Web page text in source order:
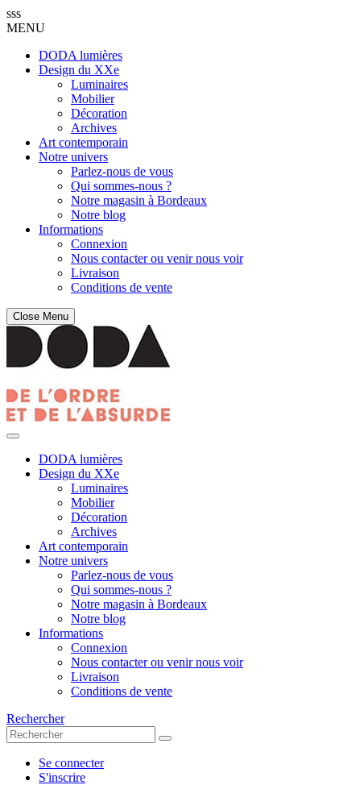
sss
MENU
DODA lumières
Design du XXe
Luminaires
Mobilier
Décoration
Archives
Art contemporain
Notre univers
Parlez-nous de vous
Qui sommes-nous ?
Notre magasin à Bordeaux
Notre blog
Informations
Connexion
Nous contacter ou venir nous voir
Livraison
Conditions de vente
Close Menu
DODA lumières
Design du XXe
Luminaires
Mobilier
Décoration
Archives
Art contemporain
Notre univers
Parlez-nous de vous
Qui sommes-nous ?
Notre magasin à Bordeaux
Notre blog
Informations
Connexion
Nous contacter ou venir nous voir
Livraison
Conditions de vente
Rechercher
Se connecter
S'inscrire